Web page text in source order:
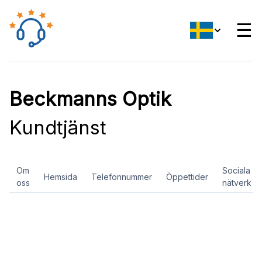
☰
Beckmanns Optik
Kundtjänst
Om
oss
Hemsida Telefonnummer Öppettider
Sociala
nätverk